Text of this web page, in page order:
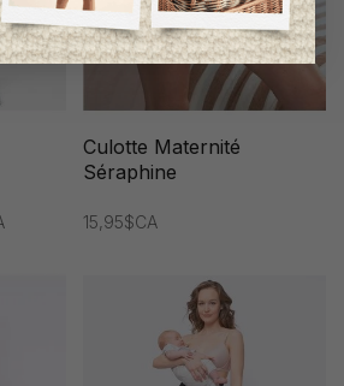
Culotte Maternité
Séraphine
15,95$CA